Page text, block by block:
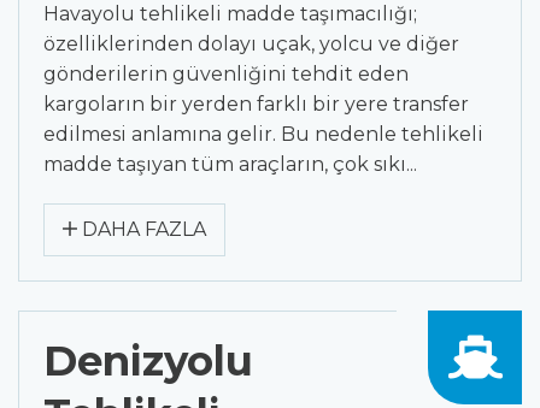
Havayolu tehlikeli madde taşımacılığı;
özelliklerinden dolayı uçak, yolcu ve diğer
gönderilerin güvenliğini tehdit eden
kargoların bir yerden farklı bir yere transfer
edilmesi anlamına gelir. Bu nedenle tehlikeli
madde taşıyan tüm araçların, çok sıkı...
DAHA FAZLA
Denizyolu